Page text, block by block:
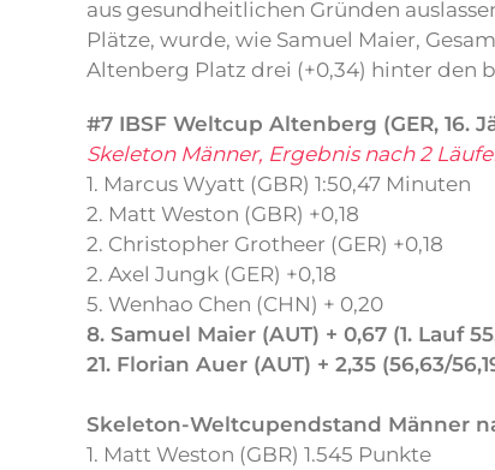
aus gesundheitlichen Gründen
Plätze, wurde, wie Samuel Maier,
Altenberg Platz drei (+0,34) hinter den
#7 IBSF Weltcup Altenberg (GER, 16.
Skeleton Männer, Ergebnis nach 2
1. Marcus Wyatt (GBR) 1:50,47 Minuten
2. Matt Weston (GBR) +0,18
2. Christopher Grotheer (GER) +0,18
2. Axel Jungk (GER) +0,18
5. Wenhao Chen (CHN) + 0,20
8. Samuel Maier (AUT) + 0,67 (1. Lauf
21. Florian Auer (AUT) + 2,35 (56,63/
Skeleton-Weltcupendstand Männer
1. Matt Weston (GBR) 1.545 Punkte